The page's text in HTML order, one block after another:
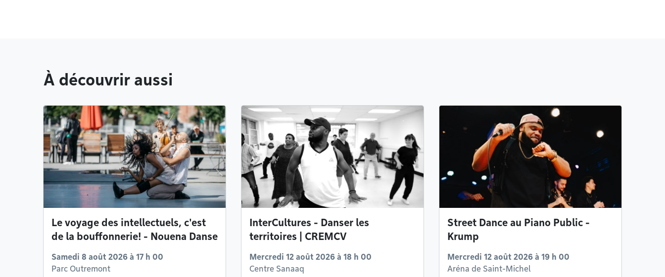
À découvrir aussi
Le voyage des intellectuels, c'est
de la bouffonnerie! - Nouena Danse
Samedi 8 août 2026 à 17 h 00
Parc Outremont
InterCultures - Danser les
territoires | CREMCV
Mercredi 12 août 2026 à 18 h 00
Centre Sanaaq
Street Dance au Piano Public -
Krump
Mercredi 12 août 2026 à 19 h 00
Aréna de Saint-Michel